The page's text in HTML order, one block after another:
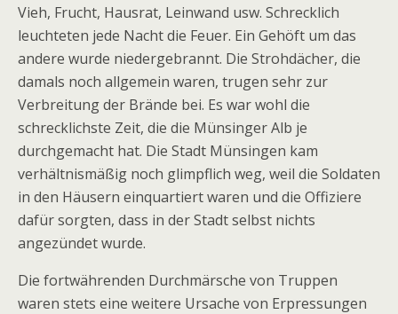
Vieh, Frucht, Hausrat, Leinwand usw. Schrecklich
leuchteten jede Nacht die Feuer. Ein Gehöft um das
andere wurde niedergebrannt. Die Strohdächer, die
damals noch allgemein waren, trugen sehr zur
Verbreitung der Brände bei. Es war wohl die
schrecklichste Zeit, die die Münsinger Alb je
durchgemacht hat. Die Stadt Münsingen kam
verhältnismäßig noch glimpflich weg, weil die Soldaten
in den Häusern einquartiert waren und die Offiziere
dafür sorgten, dass in der Stadt selbst nichts
angezündet wurde.
Die fortwährenden Durchmärsche von Truppen
waren stets eine weitere Ursache von Erpressungen